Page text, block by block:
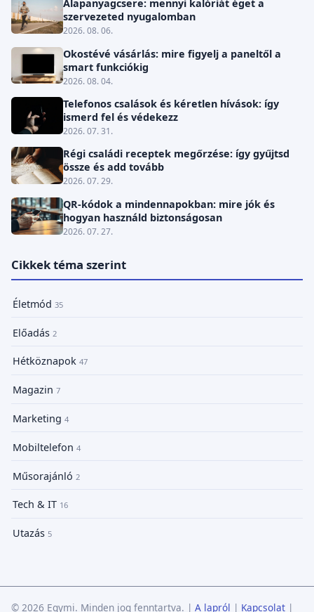
Alapanyagcsere: mennyi kalóriát éget a
szervezeted nyugalomban
2026. 08. 06.
Okostévé vásárlás: mire figyelj a paneltől a
smart funkciókig
2026. 08. 04.
Telefonos csalások és kéretlen hívások: így
ismerd fel és védekezz
2026. 07. 31.
Régi családi receptek megőrzése: így gyűjtsd
össze és add tovább
2026. 07. 29.
QR-kódok a mindennapokban: mire jók és
hogyan használd biztonságosan
2026. 07. 27.
Cikkek téma szerint
Életmód 35
Előadás 2
Hétköznapok 47
Magazin 7
Marketing 4
Mobiltelefon 4
Műsorajánló 2
Tech & IT 16
Utazás 5
© 2026 Egymi. Minden jog fenntartva. | A lapról | Kapcsolat |